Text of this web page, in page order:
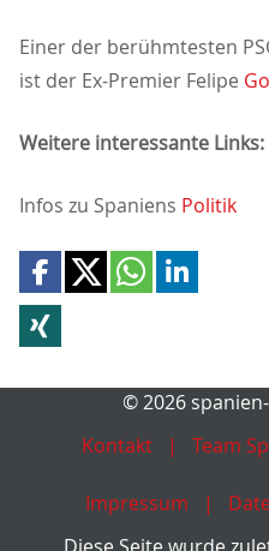
Einer der berühmtesten
ist der Ex-Premier Felipe
Weitere interessante Links:
Infos zu Spaniens Politik
© 2026
Kontakt
Team
Impressum